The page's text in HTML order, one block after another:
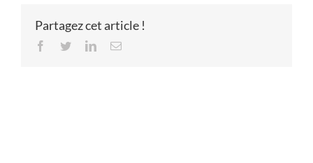
Partagez cet article !
Facebook
TwitterLinkedInEmail